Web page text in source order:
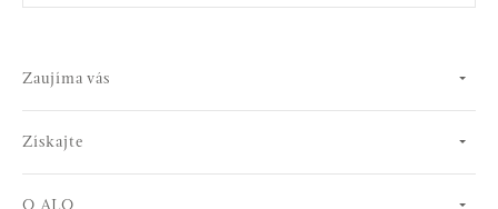
Zaujíma vás
Získajte
O ALO